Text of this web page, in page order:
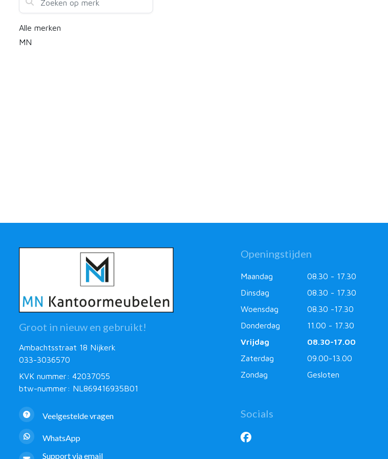
Alle merken
MN
Groot in nieuw en gebruikt!
Ambachtsstraat 18 Nijkerk
033-3036570
KVK nummer: 42037055
btw-nummer: NL869416935B01
Veelgestelde vragen
WhatsApp
Support via email
Openingstijden
Maandag
08.30 - 17.30
Dinsdag
08.30 - 17.30
Woensdag
08.30 -17.30
Donderdag
11.00 - 17.30
Vrijdag
08.30-17.00
Zaterdag
09.00-13.00
Zondag
Gesloten
Socials